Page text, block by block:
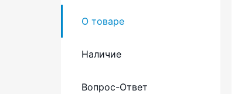
О товаре
Наличие
Вопрос-Ответ